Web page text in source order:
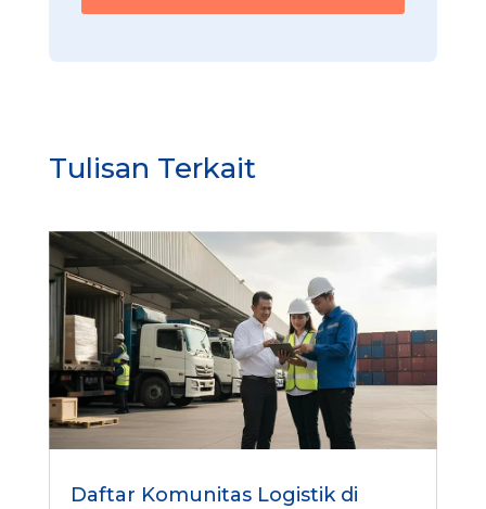
Tulisan Terkait
Daftar Komunitas Logistik di